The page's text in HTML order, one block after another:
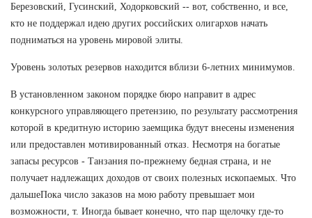
Березовский, Гусинский, Ходорковский -- вот, собственно, и все,
кто не поддержал идею других российских олигархов начать
подниматься на уровень мировой элиты.
Уровень золотых резервов находится вблизи 6-летних минимумов.
В установленном законом порядке бюро направит в адрес
конкурсного управляющего претензию, по результату рассмотрения
которой в кредитную историю заемщика будут внесены изменения
или предоставлен мотивированный отказ. Несмотря на богатые
запасы ресурсов - Танзания по-прежнему бедная страна, и не
получает надлежащих доходов от своих полезных ископаемых. Что
дальшеПока число заказов на мою работу превышает мои
возможности, т. Иногда бывает конечно, что пар щелочку где-то